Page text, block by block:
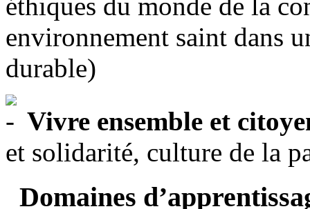
éthiques du monde de la
environnement saint dans
durable)
Vivre ensemble et
et solidarité, culture de la
Domaines